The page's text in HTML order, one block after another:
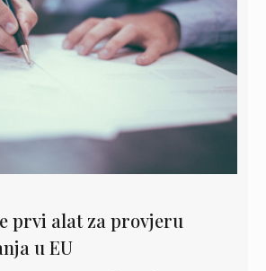
prvi alat za provjeru
u EU